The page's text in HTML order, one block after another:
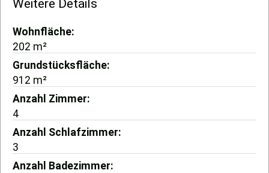
Weitere Details
Wohnfläche
202 m²
Grundstücksfläche
912 m²
Anzahl Zimmer
4
Anzahl Schlafzimmer
3
Anzahl Badezimmer